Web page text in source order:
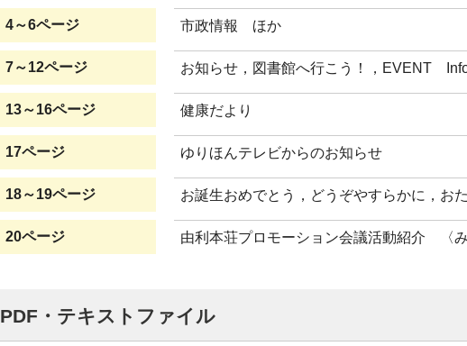
4～6ページ 市政情報 ほか
7～12ページ お知らせ，図書館へ行こう！，EVENT
13～16ページ 健康だより
17ページ ゆりほんテレビからのお知らせ
18～19ページ お誕生おめでとう，どうぞやすらかに，お
20ページ 由利本荘プロモーション会議活動紹介 〈
PDF・テキストファイル